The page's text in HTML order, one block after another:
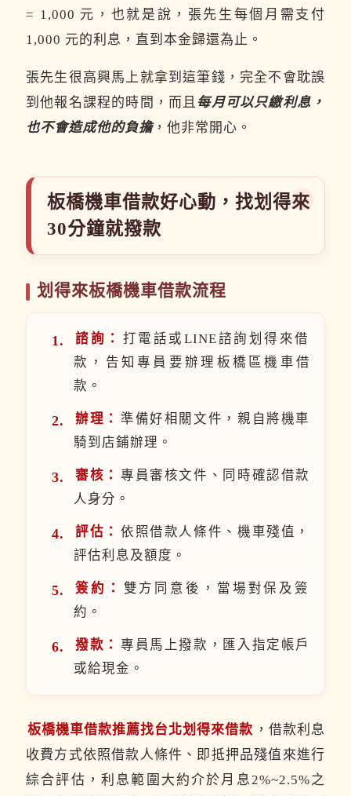
= 1,000 元，也就是說，張先生每個月需支付
1,000 元的利息，直到本金歸還為止。
張先生很高興馬上就拿到這筆錢，完全不會耽誤
到他報名課程的時間，而且 每月可以只繳利息，
也不會造成他的負擔，他非常開心。
板橋機車借款好心動，找划得來
30分鐘就撥款
划得來板橋機車借款流程
諮詢：
打電話或LINE諮詢划得來借
款，告知專員要辦理板橋區機車借
款。
辦理： 準備好相關文件，親自將機車
騎到店鋪辦理。
審核： 專員審核文件、同時確認借款
人身分。
評估： 依照借款人條件、機車殘值，
評估利息及額度。
簽約：
雙方同意後，當場對保及簽
約。
撥款： 專員馬上撥款，匯入指定帳戶
或給現金。
板橋機車借款推薦找台北划得來借款 ，借款利息
收費方式依照借款人條件、即抵押品殘值來進行
綜合評估，利息範圍大約介於月息2%~2.5%之